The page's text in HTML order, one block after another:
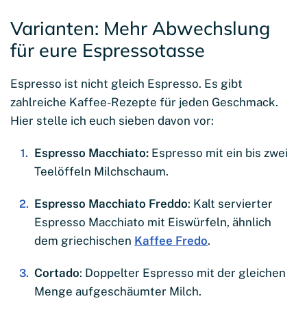
Varianten: Mehr Abwechslung
für eure Espressotasse
Espresso ist nicht gleich Espresso. Es gibt
zahlreiche Kaffee-Rezepte für jeden Geschmack.
Hier stelle ich euch sieben davon vor:
Espresso Macchiato: Espresso mit ein bis zwei
Teelöffeln Milchschaum.
Espresso Macchiato Freddo: Kalt servierter
Espresso Macchiato mit Eiswürfeln, ähnlich
dem griechischen Kaffee Fredo.
Cortado: Doppelter Espresso mit der gleichen
Menge aufgeschäumter Milch.